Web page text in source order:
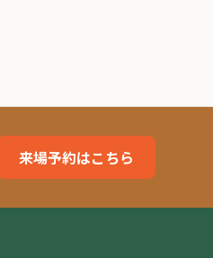
来場予約はこちら